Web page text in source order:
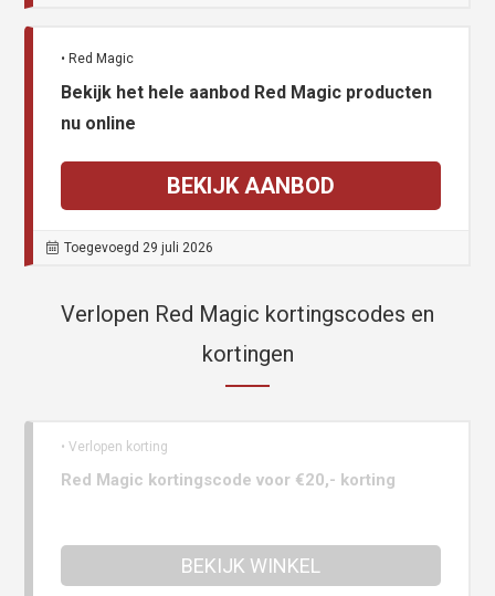
• Red Magic
Bekijk het hele aanbod Red Magic producten
nu online
BEKIJK AANBOD
Toegevoegd 29 juli 2026
Verlopen Red Magic kortingscodes en
kortingen
• Verlopen korting
Red Magic kortingscode voor €20,- korting
BEKIJK WINKEL